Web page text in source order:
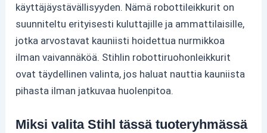
käyttäjäystävällisyyden. Nämä robottileikkurit on
suunniteltu erityisesti kuluttajille ja ammattilaisille,
jotka arvostavat kauniisti hoidettua nurmikkoa
ilman vaivannäköä. Stihlin robottiruohonleikkurit
ovat täydellinen valinta, jos haluat nauttia kauniista
pihasta ilman jatkuvaa huolenpitoa.
Miksi valita Stihl tässä tuoteryhmässä